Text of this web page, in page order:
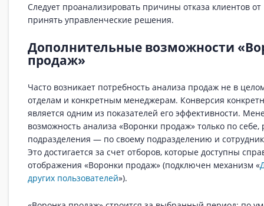
Следует проанализировать причины отказа клиентов
принять управленческие решения.
Дополнительные возможности
продаж»
Часто возникает потребность анализа продаж не в
отделам и конкретным менеджерам. Конверсия
является одним из показателей его эффективности.
возможность анализа «Воронки продаж» только по себе,
подразделения — по своему подразделению и
Это достигается за счет отборов, которые доступны
отображения «Воронки продаж» (подключен механизм «
других пользователей»).